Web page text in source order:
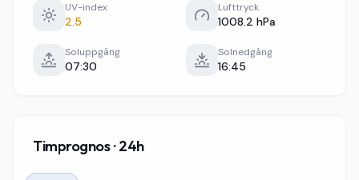
UV-index
2.5
Lufttryck
1008.2 hPa
Soluppgång
07:30
Solnedgång
16:45
Timprognos · 24h